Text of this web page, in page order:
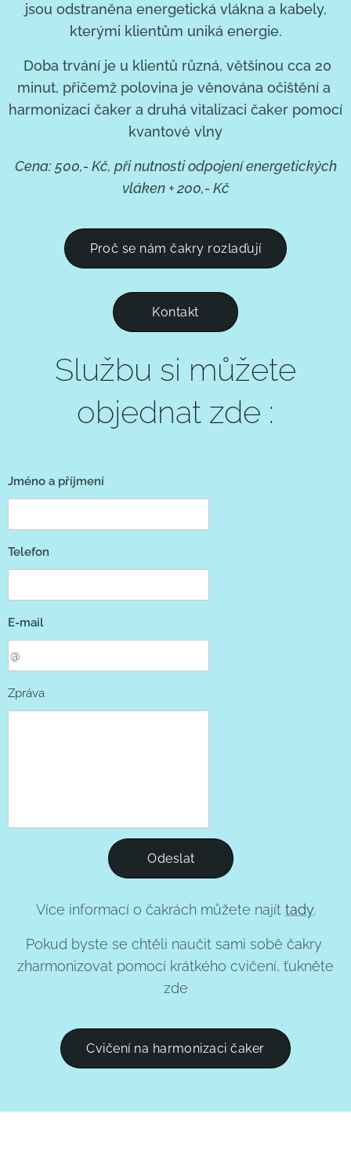
jsou odstraněna energetická vlákna a kabely,
kterými klientům uniká energie.
Doba trvání je u klientů různá, většinou cca 20
minut, přičemž polovina je věnována očištění a
harmonizaci čaker a druhá vitalizaci čaker pomocí
kvantové vlny
Cena: 500,- Kč, při nutnosti odpojení energetických
vláken + 200,- Kč
Proč se nám čakry rozlaďují
Kontakt
Službu si můžete
objednat zde :
Jméno a příjmení
Telefon
E-mail
Zpráva
Odeslat
Více informací o čakrách můžete najít tady.
Pokud byste se chtěli naučit sami sobě čakry
zharmonizovat pomocí krátkého cvičení, ťukněte
zde
Cvičení na harmonizaci čaker